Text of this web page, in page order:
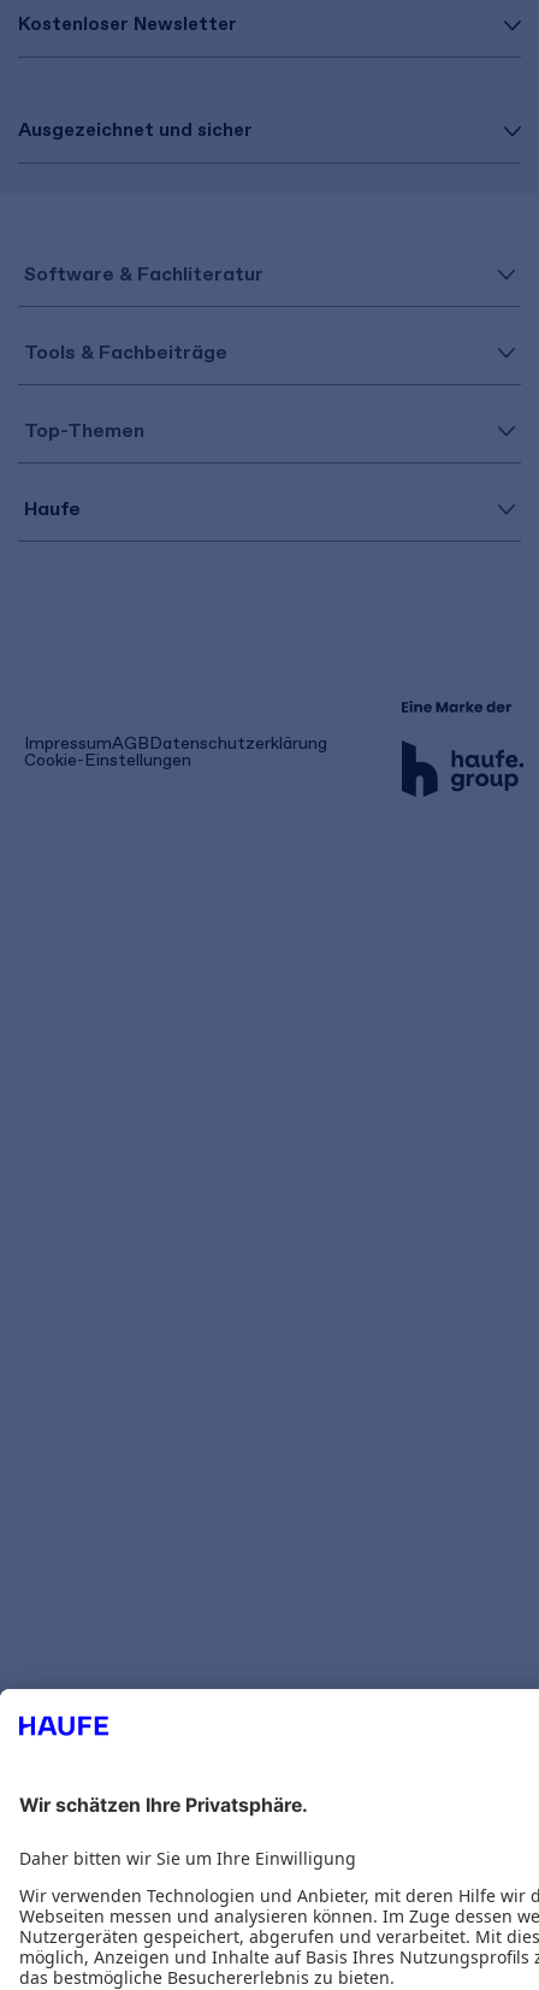
Kostenloser Newsletter
Ausgezeichnet und sicher
Software & Fachliteratur
Tools & Fachbeiträge
Top-Themen
Haufe
ImpressumAGB(öffnet
in
einem
Datenschutzerklärung
Cookie-Einstellungen